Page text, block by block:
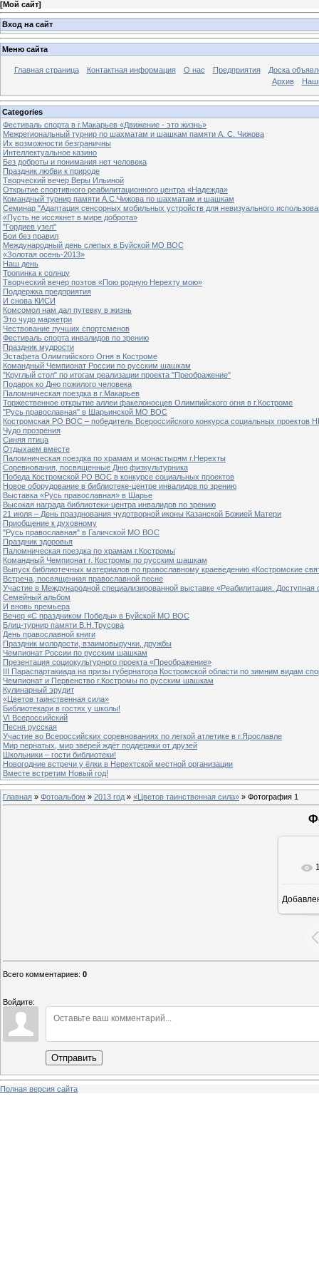
[Мой сайт]
Вход на сайт
Меню сайта
Главная страница Контактная информация О нас Предприятия
Доска
Архив
Categories
Фестиваль спорта в г.Макарьев «Движение - это жизнь»
Межрегиональный турнир по шахматам и шашкам памяти А. С. Чижова
Их возможности безграничны
Интеллектуальное казино
Без доброты и понимания нет человека
Праздник любви к природе
Творческий вечер Веры Ильиной
Открытие спортивного реабилитационного центра «Надежда»
Командный турнир памяти А.С.Чижова по шахматам и шашкам
Семинар "Адаптация сенсорных мобильных устройств для невизуального
«Пусть не иссякнет в мире доброта»
"Гордиев узел"
Бои без правил
Международный день слепых в Буйской МО ВОС
«Золотая осень-2013»
Наш день
Тропинка к солнцу
Творческий вечер поэтов «Пою родную Нерехту мою»
Поддержка предприятия
И снова КИСИ
Комсомол нам дал путевку в жизнь
Это чудо маркетри
Чествование лучших спортсменов
Фестиваль спорта инвалидов по зрению
Праздник мудрости
Эстафета Олимпийского Огня в Костроме
Командный Чемпионат России по русским шашкам
"Круглый стол" по итогам реализации проекта "Преображение"
Подарок ко Дню пожилого человека
Паломническая поездка в г.Макарьев
Торжественное открытие аллеи факелоносцев Олимпийского огня в г.Костроме
"Русь православная" в Шарьинской МО ВОС
Костромская РО ВОС – победитель Всероссийского конкурса социальных проектов
Чудо прозрения
Синяя птица
Отдыхаем вместе
Паломническая поездка по храмам и монастырям г.Нерехты
Соревнования, посвященные Дню физкультурника
Победа Костромской РО ВОС в конкурсе социальных проектов
Новое оборудование в библиотеке-центре инвалидов по зрению
Выставка «Русь православная» в Шарье
Высокая награда библиотеки-центра инвалидов по зрению
21 июля – День празднования чудотворной иконы Казанской Божией Матери
Приобщение к духовному
"Русь православная" в Галичской МО ВОС
Праздник здоровья
Паломническая поездка по храмам г.Костромы
Командный Чемпионат г. Костромы по русским шашкам
Выпуск библиотечных материалов по православному краеведению «Костромские
Встреча, посвященная православной песне
Участие в Международной специализированной выставке «Реабилитация. Доступная
Семейный альбом
И вновь премьера
Вечер «С праздником Победы» в Буйской МО ВОС
Блиц-турнир памяти В.Н.Трусова
День православной книги
Праздник молодости, взаимовыручки, дружбы
Чемпионат России по русским шашкам
Презентация социокультурного проекта «Преображение»
III Параспартакиада на призы губернатора Костромской области по зимним видам
Чемпионат и Первенство г.Костромы по русским шашкам
Кулинарный эрудит
«Цветов таинственная сила»
Библиотекари в гостях у школы!
VI Всероссийский
Песня русская
Участие во Всероссийских соревнованиях по легкой атлетике в г.Ярославле
Мир пернатых, мир зверей ждёт поддержки от друзей
Школьники – гости библиотеки!
Новогодние встречи у ёлки в Нерехтской местной организации
Вместе встретим Новый год!
Главная » Фотоальбом » 2013 год » «Цветов таинственная сила» » Фотография 1
Всего комментариев: 0
Войдите:
Отправить
Полная версия сайта